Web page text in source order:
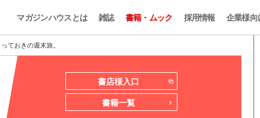
マガジンハウスとは 雑誌 書籍・ムック 採用情報 企業様向
ておきの週末旅。
書店様入口
書籍一覧